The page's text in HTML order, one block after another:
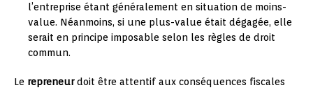
l’entreprise étant généralement en situation de moins-
value. Néanmoins, si une plus-value était dégagée, elle
serait en principe imposable selon les règles de droit
commun.
Le repreneurdoit être attentif aux conséquences fiscales